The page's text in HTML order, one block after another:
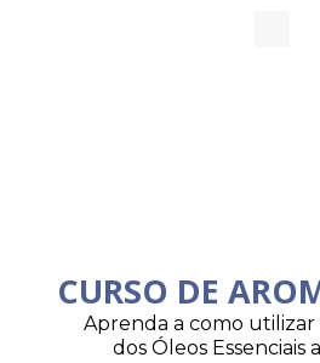
CURSO DE
Aprenda a como utilizar
dos Óleos Essenciais